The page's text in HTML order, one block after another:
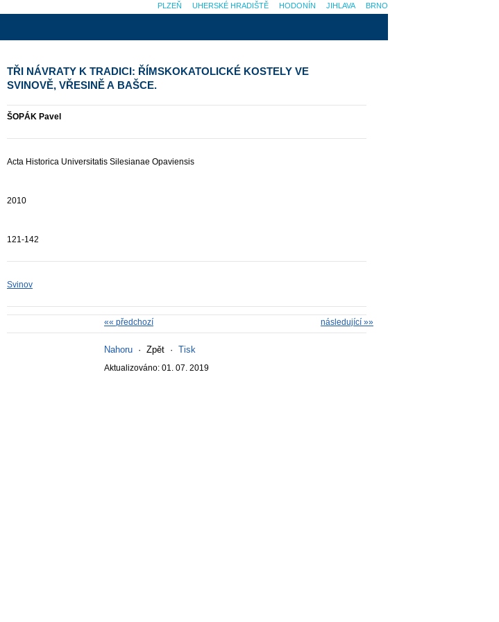
TŘI NÁVRATY K TRADICI: ŘÍMSKOKATOLICKÉ KOSTELY VE
SVINOVĚ, VŘESINĚ A BAŠCE.
ŠOPÁK Pavel
Acta Historica Universitatis Silesianae Opaviensis
2010
121-142
Svinov
následující »»
«« předchozí
Nahoru · Zpět · Tisk
Aktualizováno: 01. 07. 2019
BRNO
JIHLAVA
HODONÍN
UHERSKÉ HRADIŠTĚ
PLZEŇ